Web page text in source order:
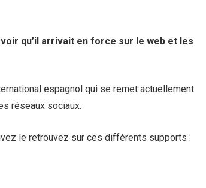
qu’il arrivait en force sur le web et les
espagnol qui se remet actuellement
réseaux sociaux.
le retrouvez sur ces différents supports :